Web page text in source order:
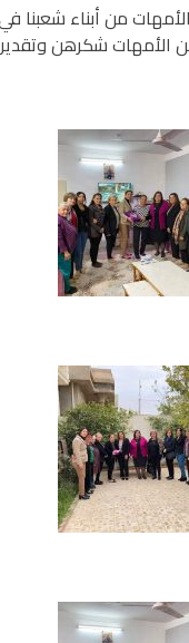
من أبناء
٢١ / ٣ / ٢٠٢٢ وبدورهن قدمن